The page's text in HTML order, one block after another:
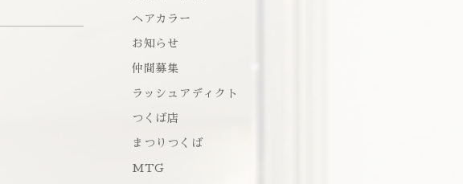
ヘアカラー
お知らせ
仲間募集
ラッシュアディクト
つくば店
まつりつくば
MTG